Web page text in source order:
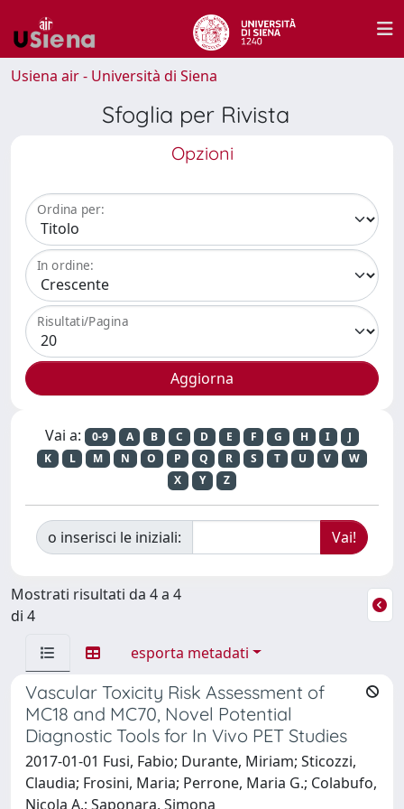
Usiena air - Università di Siena
Sfoglia per Rivista
Opzioni
Ordina per:
In ordine:
Risultati/Pagina
Vai a: 0-9 A B C D E F G H I
J
K
L M N O P Q R S T U V
W
X
Y Z
o inserisci le iniziali:
Mostrati risultati da 4 a 4
di 4
esporta metadati
Vascular Toxicity Risk Assessment of
MC18 and MC70, Novel Potential
Diagnostic Tools for In Vivo PET Studies
2017-01-01 Fusi, Fabio; Durante, Miriam; Sticozzi,
Claudia; Frosini, Maria; Perrone, Maria G.; Colabufo,
Nicola A.; Saponara, Simona